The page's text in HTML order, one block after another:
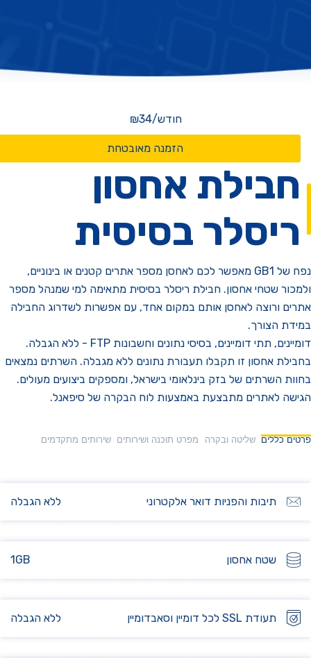
₪34/חודש
הזמנה מאובטחת
אחסון
בסיסית
נפח של GB1 מאפשר לכם לאחסן מספר אתרים קטנים או בינוניים,
שטחי אחסון. חבילת ריסלר בסיסית מתאימה למי שמנהל מספר
ורוצה לאחסן אותם במקום אחד, עם אפשרות לשדרוג החבילה
הצורך.
דומיינים, תתי דומיינים, בסיסי נתונים וחשבונות FTP - ללא הגבלה.
אחסון זו תקבלו תעבורת נתונים ללא מגבלה. השרתים נמצאים
השרתים של בזק בינלאומי בישראל, ומספקים ביצועים מעולים.
לאתרים מתבצעת באמצעות לוח הבקרה של סיפאנל.
כללים שליטה ובקרה מפרט תוכנה ושירותים שירותים מתקדמים
תיבות והפניות דואר אלקטרוני ללא הגבלה
שטח אחסון 1GB
תעודת SSL לכל דומיין וסאבדומיין ללא הגבלה